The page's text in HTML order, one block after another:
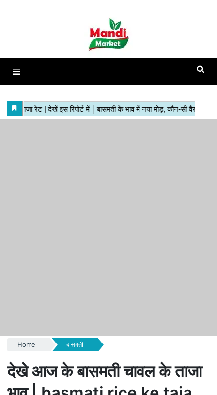
Home बासमती
देखे आज के बासमती चावल के ताजा